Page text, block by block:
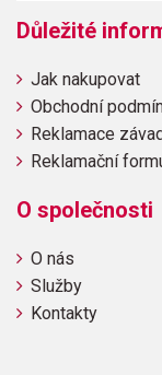
Důležité
Jak nakupovat
Obchodní
Reklamace
Reklamační
O společnosti
O nás
Služby
Kontakty